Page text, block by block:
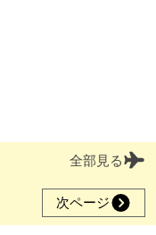
全部見る
次ページ